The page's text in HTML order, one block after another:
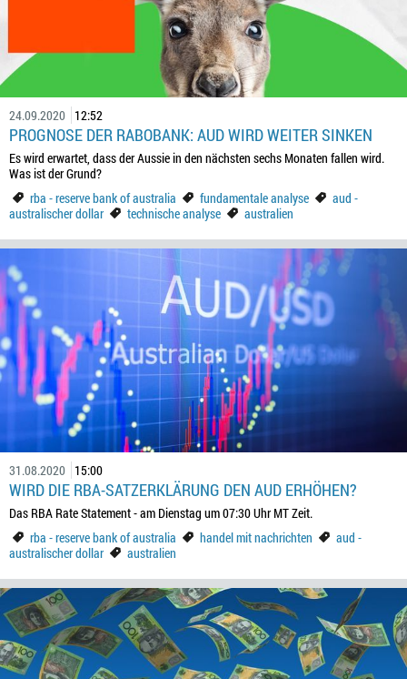
24.09.2020 12:52
PROGNOSE DER RABOBANK: AUD WIRD WEITER SINKEN
Es wird erwartet, dass der Aussie in den nächsten sechs Monaten fallen wird.
Was ist der Grund?
rba - reserve bank of australia
fundamentale analyse
aud -
australischer dollar
technische analyse australien
31.08.2020 15:00
WIRD DIE RBA-SATZERKLÄRUNG DEN AUD ERHÖHEN?
Das RBA Rate Statement - am Dienstag um 07:30 Uhr MT Zeit.
rba - reserve bank of australia
handel mit nachrichten
aud -
australischer dollar
australien